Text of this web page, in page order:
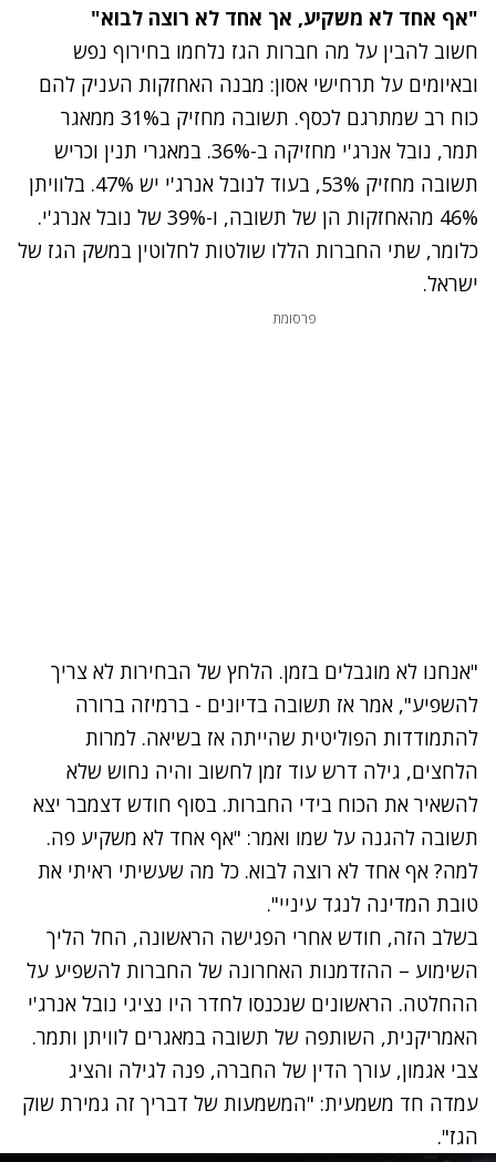
"אף אחד לא משקיע, אך אחד לא רוצה לבוא"
חשוב להבין על מה חברות הגז נלחמו בחירוף נפש
ובאיומים על תרחישי אסון: מבנה האחזקות העניק להם
כוח רב שמתרגם לכסף. תשובה מחזיק ב31% ממאגר
תמר, נובל אנרג'י מחזיקה ב-36%. במאגרי תנין וכריש
תשובה מחזיק 53%, בעוד לנובל אנרג'י יש 47%. בלוויתן
46% מהאחזקות הן של תשובה, ו-39% של נובל אנרג'י.
כלומר, שתי החברות הללו שולטות לחלוטין במשק הגז של
ישראל.
פרסומת
"אנחנו לא מוגבלים בזמן. הלחץ של הבחירות לא צריך
להשפיע", אמר אז תשובה בדיונים - ברמיזה ברורה
להתמודדות הפוליטית שהייתה אז בשיאה. למרות
הלחצים, גילה דרש עוד זמן לחשוב והיה נחוש שלא
להשאיר את הכוח בידי החברות. בסוף חודש דצמבר יצא
תשובה להגנה על שמו ואמר: "אף אחד לא משקיע פה.
למה? אף אחד לא רוצה לבוא. כל מה שעשיתי ראיתי את
טובת המדינה לנגד עיניי".
בשלב הזה, חודש אחרי הפגישה הראשונה, החל הליך
השימוע – ההזדמנות האחרונה של החברות להשפיע על
ההחלטה. הראשונים שנכנסו לחדר היו נציגי נובל אנרג'י
האמריקנית, השותפה של תשובה במאגרים לוויתן ותמר.
צבי אגמון, עורך הדין של החברה, פנה לגילה והציג
עמדה חד משמעית: "המשמעות של דבריך זה גמירת שוק
הגז".